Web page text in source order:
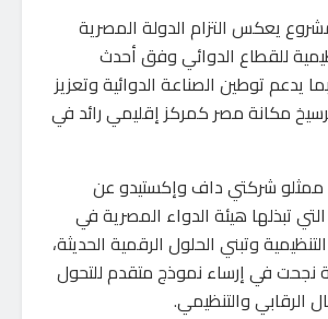
يعكس التزام الدولة المصرية
للقطاع الدوائي وفق أحدث
بما يدعم توطين الصناعة الدوائية وتعزيز
مكانة مصر كمركز إقليمي رائد في
ممثلو شركتي داف وإكستيدو عن
تبذلها هيئة الدواء المصرية في
وتبني الحلول الرقمية الحديثة،
نجحت في إرساء نموذج متقدم للتحول
الرقابي والتنظيمي.